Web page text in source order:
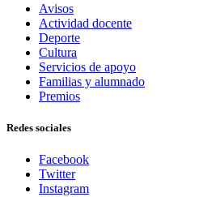
Avisos
Actividad docente
Deporte
Cultura
Servicios de apoyo
Familias y alumnado
Premios
Redes sociales
Facebook
Twitter
Instagram